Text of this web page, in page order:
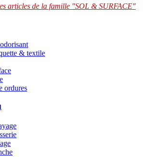
articles de la famille "SOL & SURFACE"
& textile
ordures